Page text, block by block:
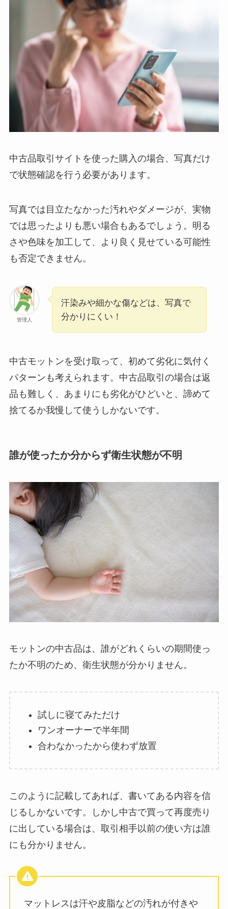
中古品取引サイトを使った購入の場合、写真だけ
で状態確認を行う必要があります。
写真では目立たなかった汚れやダメージが、実物
では思ったよりも悪い場合もあるでしょう。明る
さや色味を加工して、より良く見せている可能性
も否定できません。
管理人
汗染みや細かな傷などは、写真で
分かりにくい！
中古モットンを受け取って、初めて劣化に気付く
パターンも考えられます。中古品取引の場合は返
品も難しく、あまりにも劣化がひどいと、諦めて
捨てるか我慢して使うしかないです。
誰が使ったか分からず衛生状態が不明
モットンの中古品は、誰がどれくらいの期間使っ
たか不明のため、衛生状態が分かりません。
試しに寝てみただけ
ワンオーナーで半年間
合わなかったから使わず放置
このように記載してあれば、書いてある内容を信
じるしかないです。しかし中古で買って再度売り
に出している場合は、取引相手以前の使い方は誰
にも分かりません。
マットレスは汗や皮脂などの汚れが付きや